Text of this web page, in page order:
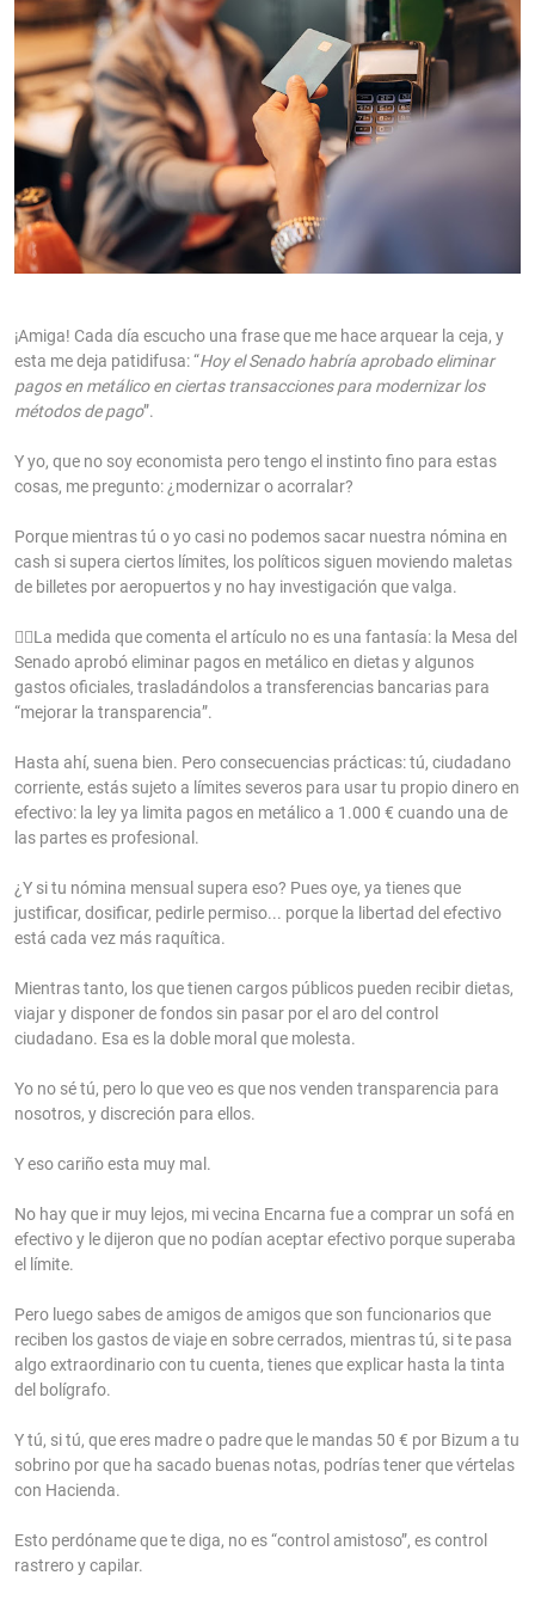
¡Amiga! Cada día escucho una frase que me hace arquear la ceja, y
esta me deja patidifusa: “Hoy el Senado habría aprobado eliminar
pagos en metálico en ciertas transacciones para modernizar los
métodos de pago”.
Y yo, que no soy economista pero tengo el instinto fino para estas
cosas, me pregunto: ¿modernizar o acorralar?
Porque mientras tú o yo casi no podemos sacar nuestra nómina en
cash si supera ciertos límites, los políticos siguen moviendo maletas
de billetes por aeropuertos y no hay investigación que valga.
🕵️‍♀️La medida que comenta el artículo no es una fantasía: la Mesa del
Senado aprobó eliminar pagos en metálico en dietas y algunos
gastos oficiales, trasladándolos a transferencias bancarias para
“mejorar la transparencia”.
Hasta ahí, suena bien. Pero consecuencias prácticas: tú, ciudadano
corriente, estás sujeto a límites severos para usar tu propio dinero en
efectivo: la ley ya limita pagos en metálico a 1.000 € cuando una de
las partes es profesional.
¿Y si tu nómina mensual supera eso? Pues oye, ya tienes que
justificar, dosificar, pedirle permiso... porque la libertad del efectivo
está cada vez más raquítica.
Mientras tanto, los que tienen cargos públicos pueden recibir dietas,
viajar y disponer de fondos sin pasar por el aro del control
ciudadano. Esa es la doble moral que molesta.
Yo no sé tú, pero lo que veo es que nos venden transparencia para
nosotros, y discreción para ellos.
Y eso cariño esta muy mal.
No hay que ir muy lejos, mi vecina Encarna fue a comprar un sofá en
efectivo y le dijeron que no podían aceptar efectivo porque superaba
el límite.
Pero luego sabes de amigos de amigos que son funcionarios que
reciben los gastos de viaje en sobre cerrados, mientras tú, si te pasa
algo extraordinario con tu cuenta, tienes que explicar hasta la tinta
del bolígrafo.
Y tú, si tú, que eres madre o padre que le mandas 50 € por Bizum a tu
sobrino por que ha sacado buenas notas, podrías tener que vértelas
con Hacienda.
Esto perdóname que te diga, no es “control amistoso”, es control
rastrero y capilar.